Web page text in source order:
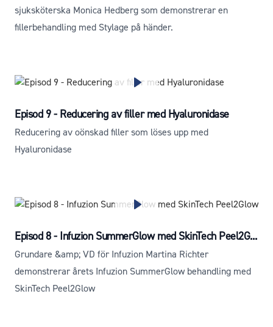
sjuksköterska Monica Hedberg som demonstrerar en
fillerbehandling med Stylage på händer.
Episod 9 - Reducering av filler med Hyaluronidase
Reducering av oönskad filler som löses upp med
Hyaluronidase
Episod 8 - Infuzion SummerGlow med SkinTech Peel2G...
Grundare &amp; VD för Infuzion Martina Richter
demonstrerar årets Infuzion SummerGlow behandling med
SkinTech Peel2Glow